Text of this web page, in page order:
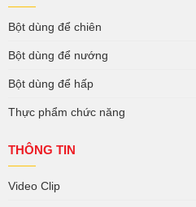
Bột dùng để chiên
Bột dùng để nướng
Bột dùng để hấp
Thực phẩm chức năng
THÔNG TIN
Video Clip